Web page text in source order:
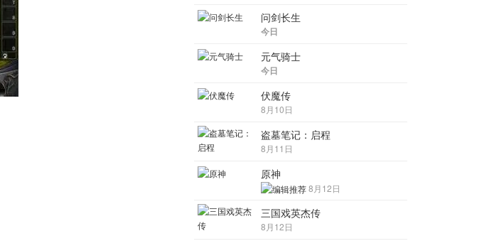
问剑长生
今日
元气骑士
今日
伏魔传
8月10日
盗墓笔记：启程
8月11日
原神
8月12日
三国戏英杰传
8月12日